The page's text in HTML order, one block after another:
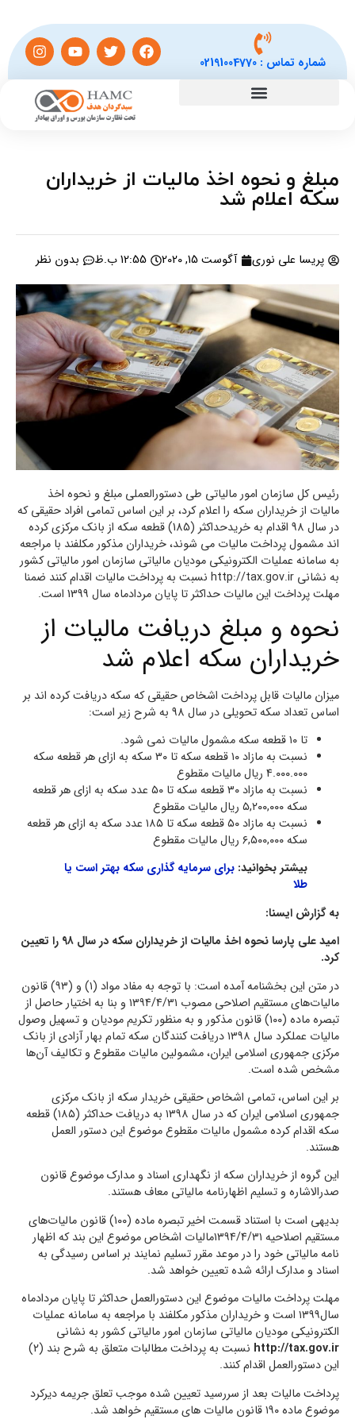
شماره تماس :02191004770
مبلغ و نحوه اخذ مالیات از خریداران
سکه اعلام شد
پریسا علی نوری آگوست 15, 2020 12:55 ب.ظ بدون نظر
رئیس کل سازمان امور مالیاتی طی دستورالعملی مبلغ و نحوه اخذ
مالیات از خریداران سکه را اعلام کرد، بر این اساس تمامی افراد حقیقی که
در سال 98 اقدام به خریدحداکثر (185) قطعه سکه از بانک مرکزی کرده
اند مشمول پرداخت مالیات می شوند، خریداران مذکور مکلفند با مراجعه
به سامانه عملیات الکترونیکی مودیان مالیاتی سازمان امور مالیاتی کشور
به نشانی http://tax.gov.ir نسبت به پرداخت مالیات اقدام کنند ضمنا
مهلت پرداخت این مالیات حداکثر تا پایان مردادماه سال 1399 است.
نحوه و مبلغ دریافت مالیات از
خریداران سکه اعلام شد
میزان مالیات قابل پرداخت اشخاص حقیقی که سکه دریافت کرده اند بر
اساس تعداد سکه تحویلی در سال 98 به شرح زیر است:
تا ۱۰ قطعه سکه مشمول مالیات نمی شود.
نسبت به مازاد ۱۰ قطعه سکه تا ۳۰ سکه به ازای هر قطعه سکه
۴.۰۰۰.۰۰۰ ریال مالیات مقطوع
نسبت به مازاد ۳۰ قطعه سکه تا ۵۰ عدد سکه به ازای هر قطعه
سکه ۵,۲۰۰,۰۰۰ ریال مالیات مقطوع
نسبت به مازاد ۵۰ قطعه سکه تا ۱۸۵ عدد سکه به ازای هر قطعه
سکه ۶,۵۰۰,۰۰۰ ریال مالیات مقطوع
بیشتر بخوانید: برای سرمایه گذاری سکه بهتر است یا
طلا
به گزارش ایسنا:
امید علی پارسا نحوه اخذ مالیات از خریداران سکه در سال ۹۸ را تعیین
کرد.
در متن این بخشنامه آمده است: با توجه به مفاد مواد (۱) و (۹۳) قانون
مالیات‌های مستقیم اصلاحی مصوب ۱۳۹۴/۴/۳۱ و بنا به اختیار حاصل از
تبصره ماده (۱۰۰) قانون مذکور و به منظور تکریم مودیان و تسهیل وصول
مالیات عملکرد سال ۱۳۹۸ دریافت کنندگان سکه تمام بهار آزادی از بانک
مرکزی جمهوری اسلامی ایران، مشمولین مالیات مقطوع و تکالیف آن‌ها
مشخص شده است.
بر این اساس، تمامی اشخاص حقیقی خریدار سکه از بانک مرکزی
جمهوری اسلامی ایران که در سال ۱۳۹۸ به دریافت حداکثر (۱۸۵) قطعه
سکه اقدام کرده مشمول مالیات مقطوع موضوع این دستور العمل
هستند.
این گروه از خریداران سکه از نگهداری اسناد و مدارک موضوع قانون
صدرالاشاره و تسلیم اظهارنامه مالیاتی معاف هستند.
بدیهی است با استناد قسمت اخیر تبصره ماده (۱۰۰) قانون مالیات‌های
مستقیم اصلاحیه ۱۳۹۴/۴/۳۱مالیات اشخاص موضوع این بند که اظهار
نامه مالیاتی خود را در موعد مقرر تسلیم نمایند بر اساس رسیدگی به
اسناد و مدارک ارائه شده تعیین خواهد شد.
مهلت پرداخت مالیات موضوع این دستورالعمل حداکثر تا پایان مردادماه
سال۱۳۹۹ است و خریداران مذکور مکلفند با مراجعه به سامانه عملیات
الکترونیکی مودیان مالیاتی سازمان امور مالیاتی کشور به نشانی
http://tax.gov.ir
نسبت به پرداخت مطالبات متعلق به شرح بند (۲)
این دستورالعمل اقدام کنند.
پرداخت مالیات بعد از سررسید تعیین شده موجب تعلق جریمه دیرکرد
موضوع ماده ۱۹۰ قانون مالیات های مستقیم خواهد شد.